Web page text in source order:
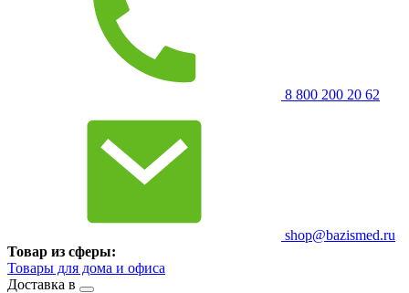
8 800 200 20 62
shop@bazismed.ru
Товар из сферы:
Товары для дома и офиса
Доставка в